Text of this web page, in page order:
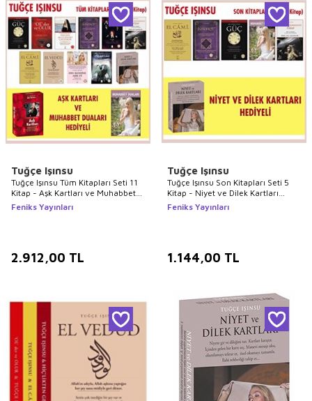
Tuğçe Işınsu
Tuğçe Işınsu Tüm Kitapları Seti 11
Kitap - Aşk Kartları ve Muhabbet
Duaları Hediyeli
Feniks Yayınları
2.912,00 TL
Tuğçe Işınsu
Tuğçe Işınsu Son Kitapları Seti 5
Kitap - Niyet ve Dilek Kartları
Hediyeli
Feniks Yayınları
1.144,00 TL